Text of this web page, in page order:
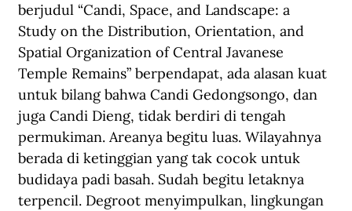
berjudul “Candi, Space, and Landscape: a
Study on the Distribution, Orientation, and
Spatial Organization of Central Javanese
Temple Remains” berpendapat, ada alasan kuat
untuk bilang bahwa Candi Gedongsongo, dan
juga Candi Dieng, tidak berdiri di tengah
permukiman. Areanya begitu luas. Wilayahnya
berada di ketinggian yang tak cocok untuk
budidaya padi basah. Sudah begitu letaknya
terpencil. Degroot menyimpulkan, lingkungan